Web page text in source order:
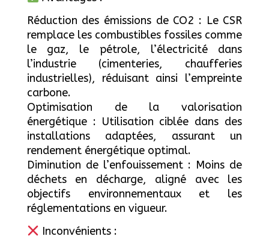
Réduction des émissions de CO2 : Le CSR
remplace les combustibles fossiles comme
le gaz, le pétrole, l’électricité dans
l’industrie (cimenteries, chaufferies
industrielles), réduisant ainsi l’empreinte
carbone.
Optimisation de la valorisation
énergétique : Utilisation ciblée dans des
installations adaptées, assurant un
rendement énergétique optimal.
Diminution de l’enfouissement : Moins de
déchets en décharge, aligné avec les
objectifs environnementaux et les
réglementations en vigueur.
Inconvénients :